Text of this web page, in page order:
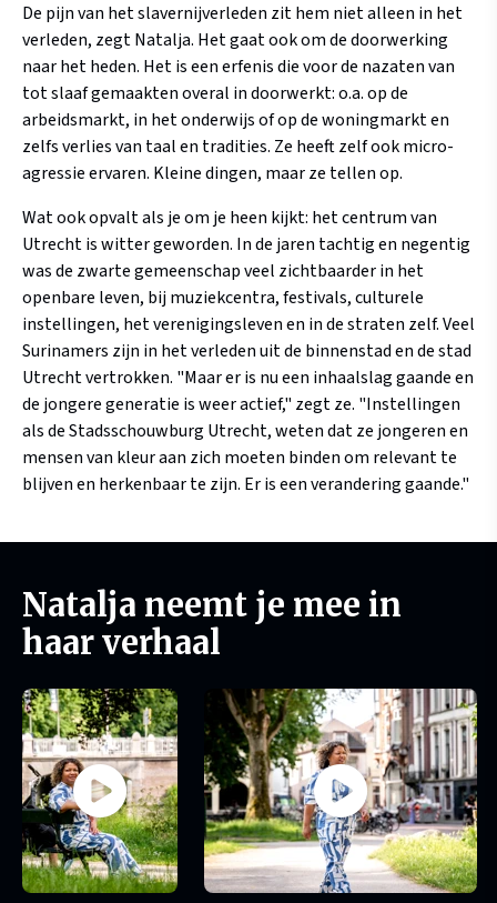
De pijn van het slavernijverleden zit hem niet alleen in het
verleden, zegt Natalja. Het gaat ook om de doorwerking
naar het heden. Het is een erfenis die voor de nazaten van
tot slaaf gemaakten overal in doorwerkt: o.a. op de
arbeidsmarkt, in het onderwijs of op de woningmarkt en
zelfs verlies van taal en tradities. Ze heeft zelf ook micro-
agressie ervaren. Kleine dingen, maar ze tellen op.
Wat ook opvalt als je om je heen kijkt: het centrum van
Utrecht is witter geworden. In de jaren tachtig en negentig
was de zwarte gemeenschap veel zichtbaarder in het
openbare leven, bij muziekcentra, festivals, culturele
instellingen, het verenigingsleven en in de straten zelf. Veel
Surinamers zijn in het verleden uit de binnenstad en de stad
Utrecht vertrokken. "Maar er is nu een inhaalslag gaande en
de jongere generatie is weer actief," zegt ze. "Instellingen
als de Stadsschouwburg Utrecht, weten dat ze jongeren en
mensen van kleur aan zich moeten binden om relevant te
blijven en herkenbaar te zijn. Er is een verandering gaande."
Natalja neemt je mee in
haar verhaal